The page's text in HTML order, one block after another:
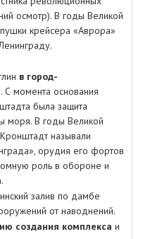
осмотр). В годы Великой
крейсера «Аврора»
в город-
. С момента основания
была защита
моря. В годы Великой
называли
орудия его фортов
роль в обороне и
залив по дамбе
от наводнений.
создания комплекса и